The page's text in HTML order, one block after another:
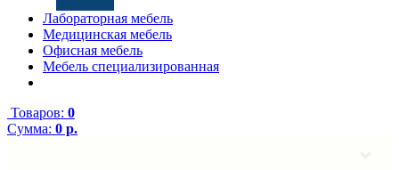
Лабораторная мебель
Медицинская мебель
Офисная мебель
Мебель специализированная
Товаров: 0
Сумма: 0 р.